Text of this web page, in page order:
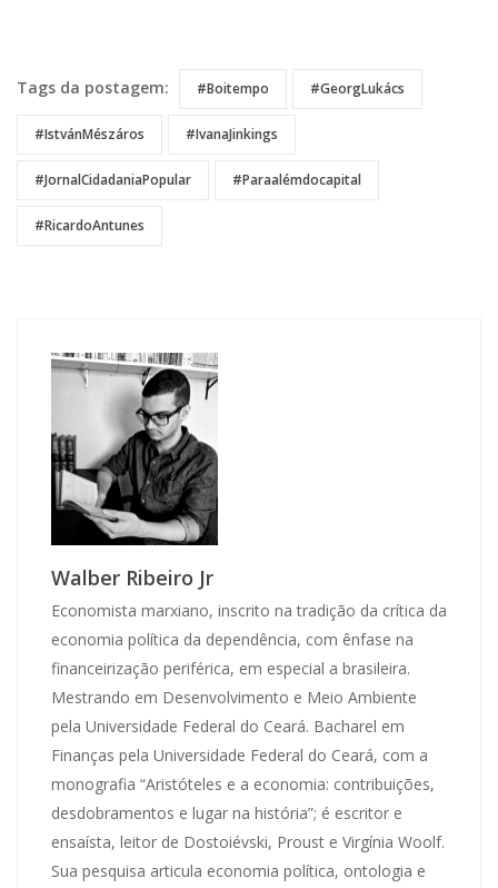
Tags da postagem: #Boitempo #GeorgLukács
#IstvánMészáros #IvanaJinkings
#JornalCidadaniaPopular #Paraalémdocapital
#RicardoAntunes
Walber Ribeiro Jr
Economista marxiano, inscrito na tradição da crítica da
economia política da dependência, com ênfase na
financeirização periférica, em especial a brasileira.
Mestrando em Desenvolvimento e Meio Ambiente
pela Universidade Federal do Ceará. Bacharel em
Finanças pela Universidade Federal do Ceará, com a
monografia “Aristóteles e a economia: contribuições,
desdobramentos e lugar na história”; é escritor e
ensaísta, leitor de Dostoiévski, Proust e Virgínia Woolf.
Sua pesquisa articula economia política, ontologia e